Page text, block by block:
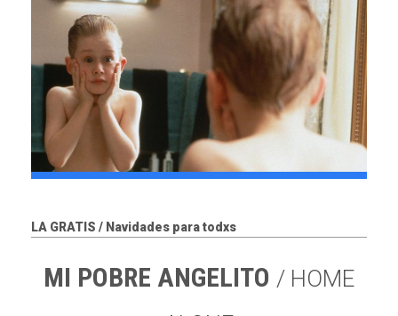
EL CINE
LA GRATIS / Navidades para todxs
MI POBRE ANGELITO / HOME